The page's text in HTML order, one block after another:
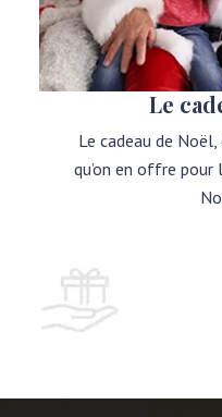
Le
Le cadeau de
qu’on en offre pour